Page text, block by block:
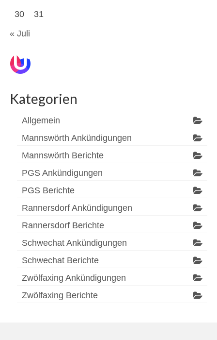
30
31
« Juli
Kategorien
Allgemein
Mannswörth Ankündigungen
Mannswörth Berichte
PGS Ankündigungen
PGS Berichte
Rannersdorf Ankündigungen
Rannersdorf Berichte
Schwechat Ankündigungen
Schwechat Berichte
Zwölfaxing Ankündigungen
Zwölfaxing Berichte